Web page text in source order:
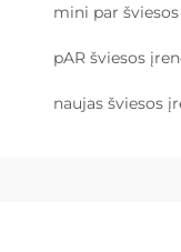
mini par
pAR šviesos
naujas šviesos